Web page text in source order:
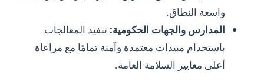
واسعة النطاق.
المدارس والجهات الحكومية: تنفيذ المعالجات
باستخدام مبيدات معتمدة وآمنة تمامًا مع مراعاة
أعلى معايير السلامة العامة.